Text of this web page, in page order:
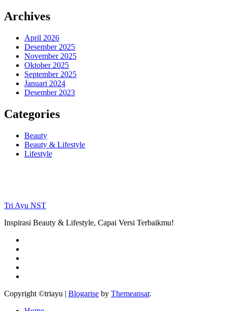
Archives
April 2026
Desember 2025
November 2025
Oktober 2025
September 2025
Januari 2024
Desember 2023
Categories
Beauty
Beauty & Lifestyle
Lifestyle
Tri Ayu NST
Inspirasi Beauty & Lifestyle, Capai Versi Terbaikmu!
Copyright ©triayu | Blogarise by Themeansar.